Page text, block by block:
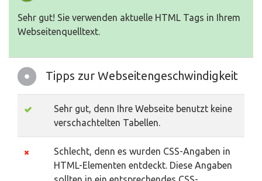
Sehr gut! Sie verwenden aktuelle HTML Tags in Ihrem
Webseitenquelltext.
Tipps zur Webseitengeschwindigkeit
Sehr gut, denn Ihre Webseite benutzt keine
verschachtelten Tabellen.
Schlecht, denn es wurden CSS-Angaben in
HTML-Elementen entdeckt. Diese Angaben